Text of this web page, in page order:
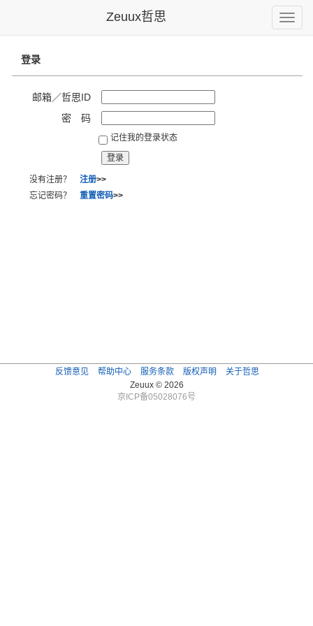
Toggle
Zeuux哲思
登录
邮箱／哲思ID
密 码
记住我的登录状态
没有注册？ 注册>>
忘记密码？ 重置密码>>
反馈意见 帮助中心 服务条款 版权声明
关于哲思
Zeuux © 2026
京ICP备05028076号